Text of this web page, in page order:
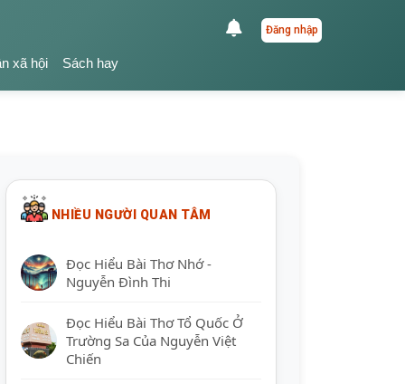
Đăng nhập
xã hội Sách hay
NHIỀU NGƯỜI QUAN TÂM
Đọc Hiểu Bài Thơ Nhớ -
Nguyễn Đình Thi
Đọc Hiểu Bài Thơ Tổ Quốc Ở
Trường Sa Của Nguyễn Việt
Chiến